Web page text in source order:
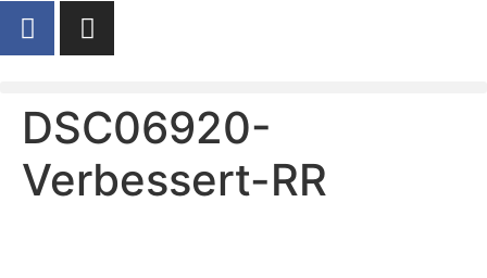
DSC06920-
Verbessert-RR